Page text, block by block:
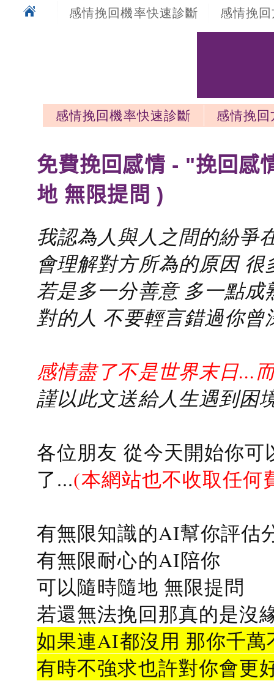
感情挽回機率快速診斷 感情挽
感情挽回機率快速診斷
感情挽
免費挽回感情 - "挽回感
地 無限提問 )
我認為人與人之間的紛爭
會理解對方所為的原因
若是多一分善意 多一點
對的人 不要輕言錯過你曾
感情盡了不是世界末日...
謹以此文送給人生遇到困
各位朋友 從今天開始你
了...(本網站也不收取任何
有無限知識的AI幫你評估
有無限耐心的AI陪你
可以隨時隨地 無限提問
若還無法挽回那真的是沒
如果連AI都沒用 那你千
有時不強求也許對你會更